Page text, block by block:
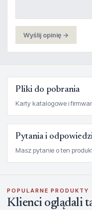
Wyślij opinię →
Pliki do pobrania
Karty katalogowe i
Pytania i
Masz pytanie o ten
POPULARNE PRODUKTY
Klienci oglądali